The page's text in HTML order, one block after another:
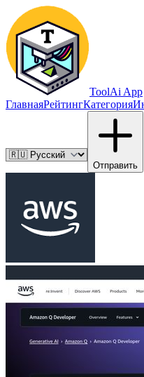
ToolAi App
ГлавнаяРейтингКатегория
Отправить